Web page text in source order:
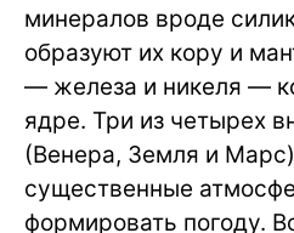
минералов вроде
образуют их кору и
— железа и никеля —
ядре. Три из четырех
(Венера, Земля и
существенные
формировать погоду.